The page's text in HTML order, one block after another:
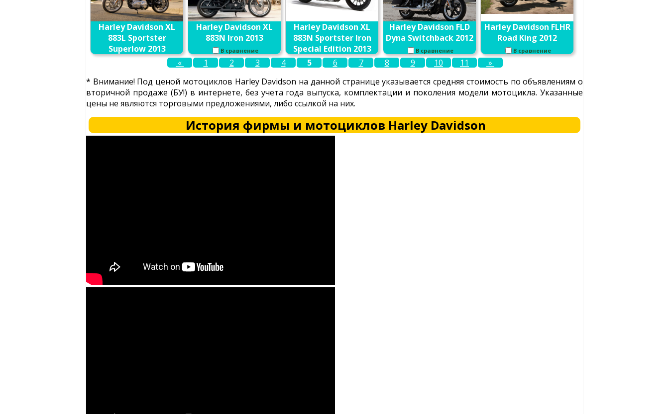
Harley Davidson XL
883L Sportster
Superlow 2013
Harley Davidson XL
883N Iron 2013
В сравнение
Harley Davidson XL
883N Sportster Iron
Special Edition 2013
В сравнение
Harley Davidson FLD
Dyna Switchback 2012
В сравнение
Harley Davidson FLHR
Road King 2012
В сравнение
« 1 2 3 4 5 6 7 8 9 10 11
»
* Внимание! Под ценой мотоциклов Harley Davidson на данной странице указывается средняя стоимость по объявлениям о
вторичной продаже (БУ!) в интернете, без учета года выпуска, комплектации и поколения модели мотоцикла. Указанные
цены не являются торговыми предложениями, либо ссылкой на них.
История фирмы и мотоциклов Harley Davidson